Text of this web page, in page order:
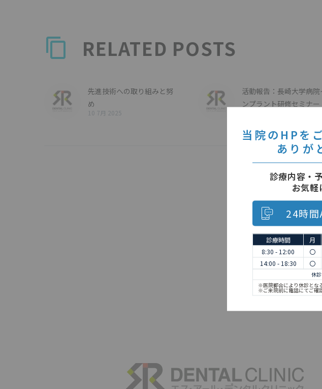
RELATED POSTS
先進技術への取り組みと努
め
10 7月 2025
活動報告：長崎大学病院
ンプラント研修セミナー
当院のHPを
ありが
診療内容・
お気軽
24時
診療時間 月
8:30 - 12:00
〇
14:00 - 18:30
〇
休
※医院都合により休診とな
※ご来院前に電話にてご確